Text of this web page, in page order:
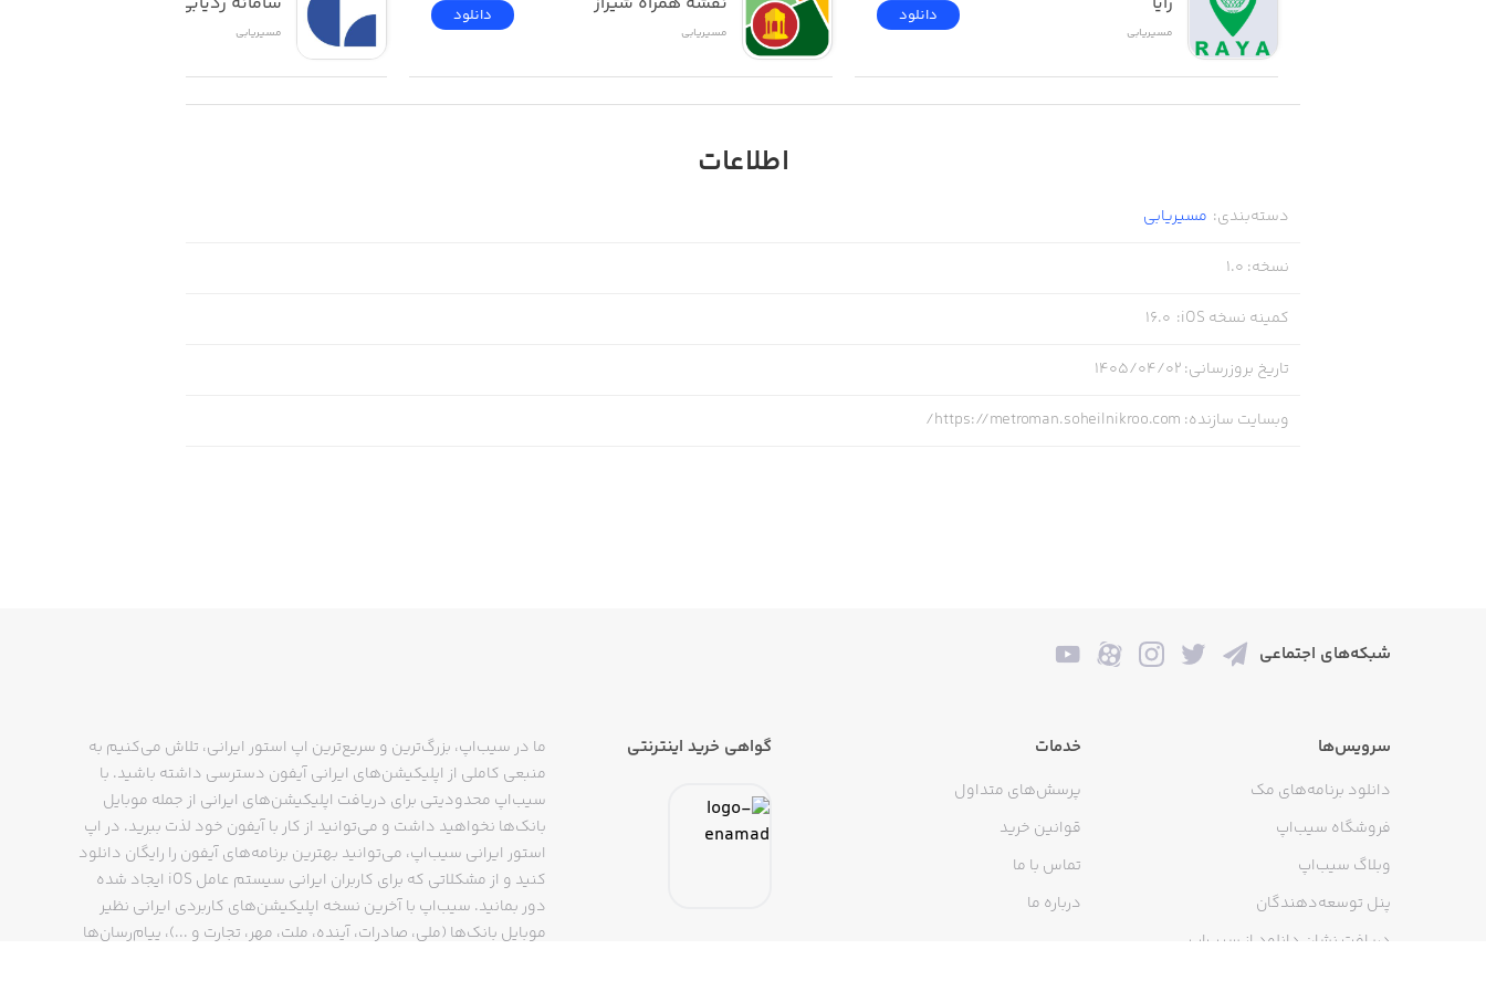
مسیر‌یابی
دانلود
مسیر‌یابی
دانلود
مسیر‌یابی
اطلاعات
دسته‌بندی: مسیر‌یابی
نسخه:
1.0
کمینه نسخه iOS :
16.0
تاریخ بروزرسانی:۱۴۰۵/۰۴/۰۲
وبسایت سازنده:
https://metroman.soheilnikroo.com/
شبکه‌های اجتماعی
سرویس‌ها
دانلود برنامه‌های مک
فروشگاه سیب‌اپ
وبلاگ سیب‌اپ
پنل توسعه‌دهندگان
دریافت نشان دانلود از سیب‌اپ
خدمات
پرسش‌های متداول
قوانین خرید
تماس با ما
درباره ما
گواهی خرید اینترنتی
ما در سیب‌اپ، بزرگ‌ترین و سریع‌ترین اپ استور ایرانی، تلاش می‌کنیم به
منبعی کاملی از اپلیکیشن‌های ایرانی آیفون دسترسی داشته باشید. با
سیب‌اپ محدودیتی برای دریافت اپلیکیشن‌های ایرانی از جمله موبایل
بانک‌ها نخواهید داشت و می‌توانید از کار با آیفون خود لذت ببرید. در اپ
استور ایرانی سیب‌اپ، می‌توانید بهترین برنامه‌های آیفون را رایگان دانلود
کنید و از مشکلاتی که برای کاربران ایرانی سیستم عامل iOS ایجاد شده
دور بمانید. سیب‌اپ با آخرین نسخه اپلیکیشن‌های کاربردی ایرانی نظیر
موبایل بانک‌ها (ملی، صادرات، آینده، ملت، مهر، تجارت و ...)، پیام‌رسان‌ها